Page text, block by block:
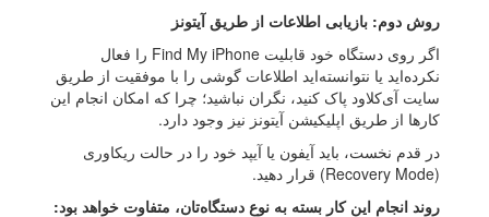
روش دوم: بازیابی اطلاعات از طریق آیتونز
اگر روی دستگاه خود قابلیت Find My iPhone را فعال
نکرده‌اید یا نتوانسته‌اید اطلاعات گوشی را با موفقیت از طریق
سایت آی‌کلاود پاک کنید، نگران نباشید؛ چرا که امکان انجام این
کارها از طریق اپلیکیشن آیتونز نیز وجود دارد.
در قدم نخست، باید آیفون یا آیپد خود را در حالت ریکاوری
(Recovery Mode) قرار دهید.
روند انجام این کار بسته به نوع دستگاه‌تان، متفاوت خواهد بود: